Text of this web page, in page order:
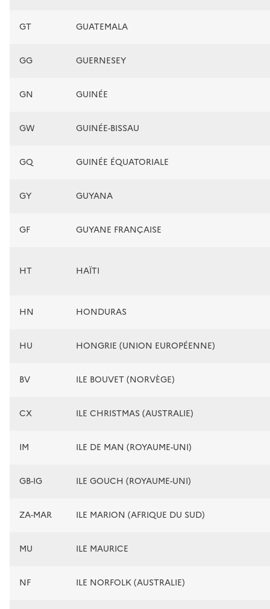
GT GUATEMALA
GG GUERNESEY
GN GUINÉE
GW GUINÉE-BISSAU
GQ GUINÉE ÉQUATORIALE
GY GUYANA
GF GUYANE FRANÇAISE
HT HAÏTI
HN HONDURAS
HU HONGRIE (UNION EUROPÉENNE)
BV ILE BOUVET (NORVÈGE)
CX ILE CHRISTMAS (AUSTRALIE)
IM ILE DE MAN (ROYAUME-UNI)
GB-IG ILE GOUCH (ROYAUME-UNI)
ZA-MAR ILE MARION (AFRIQUE DU SUD)
MU ILE MAURICE
NF ILE NORFOLK (AUSTRALIE)